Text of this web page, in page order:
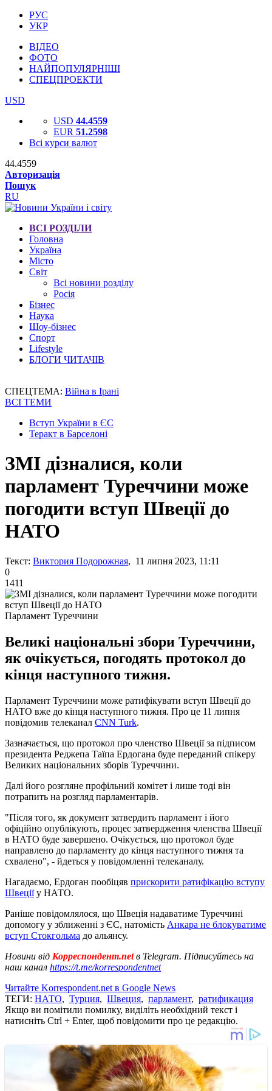
РУС
УКР
ВІДЕО
ФОТО
НАЙПОПУЛЯРНІШІ
СПЕЦПРОЕКТИ
USD
USD 44.4559
EUR 51.2598
Всі курси валют
44.4559
Авторизація
Пошук
RU
ВСІ РОЗДІЛИ
Головна
Україна
Місто
Світ
Всі новини розділу
Росія
Бізнес
Наука
Шоу-бізнес
Спорт
Lifestyle
БЛОГИ ЧИТАЧІВ
СПЕЦТЕМА: Війна в Ірані
ВСІ ТЕМИ
Вступ України в ЄС
Теракт в Барселоні
ЗМІ дізналися, коли
парламент Туреччини може
погодити вступ Швеції до
НАТО
Текст: Виктория Подорожная, 11 липня 2023, 11:11
0
1411
Парламент Туреччини
Великі національні збори Туреччини,
як очікується, погодять протокол до
кінця наступного тижня.
Парламент Туреччини може ратифікувати вступ Швеції до
НАТО вже до кінця наступного тижня. Про це 11 липня
повідомив телеканал CNN Turk.
Зазначається, що протокол про членство Швеції за підписом
президента Реджепа Таїпа Ердогана буде переданий спікеру
Великих національних зборів Туреччини.
Далі його розгляне профільний комітет і лише тоді він
потрапить на розгляд парламентарів.
"Після того, як документ затвердить парламент і його
офіційно опублікують, процес затвердження членства Швеції
в НАТО буде завершено. Очікується, що протокол буде
направлено ​​до парламенту до кінця наступного тижня та
схвалено", - йдеться у повідомленні телеканалу.
Нагадаємо, Ердоган пообіцяв прискорити ратифікацію вступу
Швеціїу НАТО.
Раніше повідомлялося, що Швеція надаватиме Туреччині
допомогу у зближенні з ЄС, натомість Анкара не блокуватиме
вступ Стокгольма до альянсу.
Новини від Корреспондент.netв Telegram. Підписуйтесь на
наш канал https://t.me/korrespondentnet
Читайте Korrespondent.net в Google News
ТЕГИ: НАТО, Турция, Швеция, парламент, ратификация
Якщо ви помітили помилку, виділіть необхідний текст і
натисніть Ctrl + Enter, щоб повідомити про це редакцію.